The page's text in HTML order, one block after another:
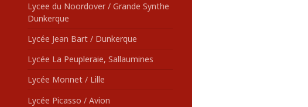
Lycee du Noordover / Grande Synthe
Dunkerque
Lycée Jean Bart / Dunkerque
Lycée La Peupleraie, Sallaumines
Lycée Monnet / Lille
Lycée Picasso / Avion